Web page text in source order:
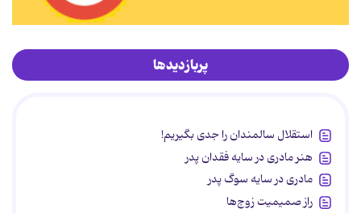
پربازدیدها
استقلال سالمندان را جدی بگیریم!
هنر مادری در سایه‌ فقدان پدر
مادری در سایه سوگ پدر
راز صمیمیت زوج‌ها